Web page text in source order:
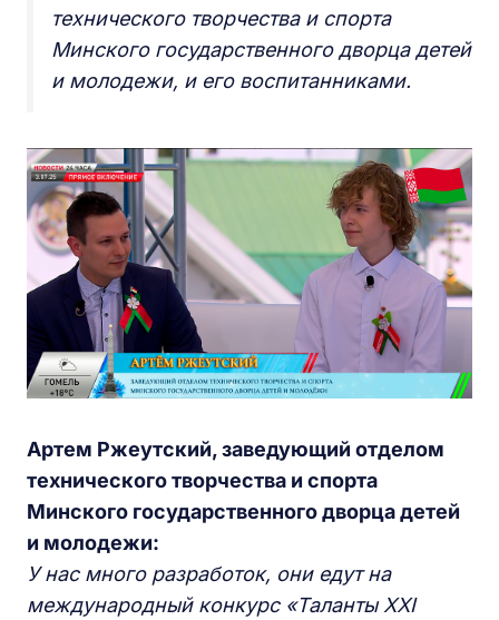
технического творчества и спорта
Минского государственного дворца детей
и молодежи, и его воспитанниками.
Артем Ржеутский, заведующий отделом
технического творчества и спорта
Минского государственного дворца детей
и молодежи:
У нас много разработок, они едут на
международный конкурс «Таланты XXI